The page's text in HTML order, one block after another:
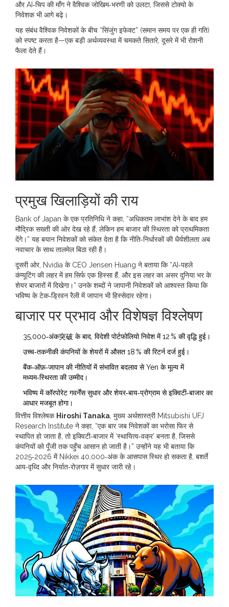
और AI‑चिप की माँग ने वैश्विक जोखिम‑भरणी को उलटा, जिससे टोक्यो के
निवेशक भी आगे बढ़े।
यह संबंध वैश्विक निवेशकों के बीच “सिंजुंग इफेक्ट” (समान समय पर एक ही गति)
को स्पष्ट करता है—एक बड़ी अर्थव्यवस्था में चमकते सितारे, दूसरे में भी रोशनी
फैला देते हैं।
प्रमुख खिलाड़ियों की राय
Bank of Japan के एक प्रतिनिधि ने कहा, “अधिकतम लाभांश देने के बाद हम
मौद्रिक सख्ती की ओर देख रहे हैं, लेकिन हम बाजार की स्थिरता को प्राथमिकता
देंगे।” यह बयान निवेशकों को संकेत देता है कि नीति‑निर्धारकों की धैर्यशीलता अब
नवाचार के साथ तालमेल बिठा रही है।
दूसरी ओर, Nvidia के CEO Jensen Huang ने बताया कि “AI‑पहले
कंप्यूटिंग की लहर में हम सिर्फ एक हिस्सा हैं, और इस लहर का असर दुनिया भर के
शेयर बाजारों में दिखेगा।” उनके शब्दों ने जापानी निवेशकों को आश्वस्त किया कि
भविष्य के टेक‑ड्रिवन रैली में जापान भी हिस्सेदार रहेगा।
बाजार पर प्रभाव और विशेषज्ञ विश्लेषण
35,000‑अंक突破 के बाद, विदेशी पोर्टफोलियो निवेश में 12 % की वृद्धि हुई।
उच्च‑तकनीकी कंपनियों के शेयरों में औसत 18 % की रिटर्न दर्ज हुई।
बैंक‑ऑफ़‑जापान की नीतियों में संभावित बदलाव से Yen के मूल्य में
मध्यम‑स्थिरता की उम्मीद।
भविष्य में कॉरपोरेट गवर्नेंस सुधार और शेयर‑बाय‑प्रोग्राम से इक्विटी‑बाजार का
आधार मजबूत होगा।
वित्तीय विश्लेषक Hiroshi Tanaka मुख्य अर्थशास्त्री Mitsubishi UFJ
Research Institute ने कहा, “एक बार जब निवेशकों का भरोसा फिर से
स्थापित हो जाता है, तो इक्विटी‑बाजार में ‘स्थायित्व‑वक्र’ बनता है, जिससे
कंपनियों को पूँजी तक पहुँच आसान हो जाती है।” उन्होंने यह भी बताया कि
2025‑2026 में Nikkei 40,000‑अंक के आसपास स्थिर हो सकता है, बशर्ते
आय‑वृध्दि और निर्यात‑रोज़गार में सुधार जारी रहे।